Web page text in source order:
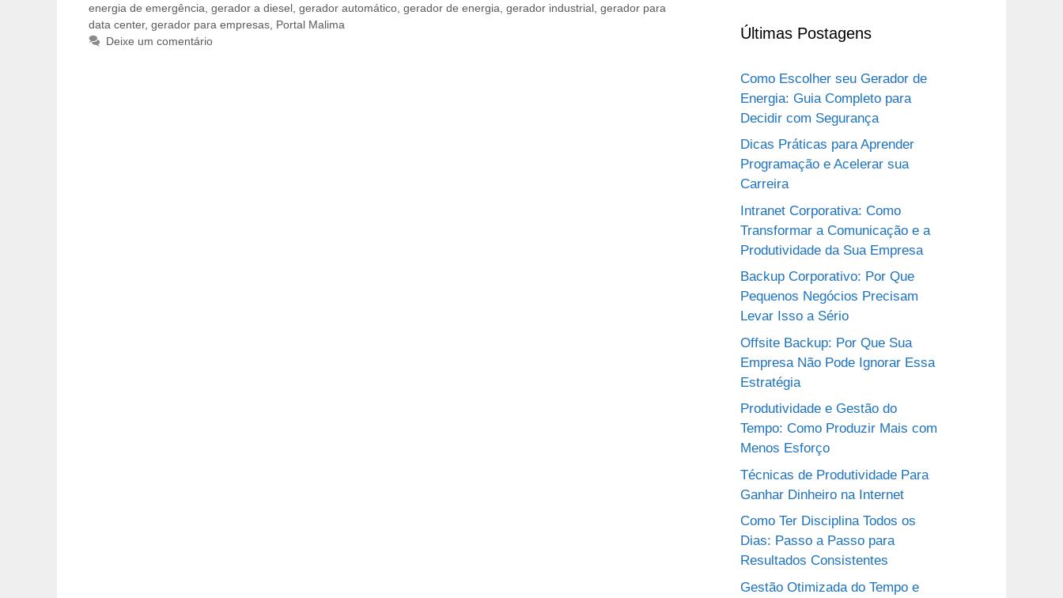
energia de emergência gerador a diesel gerador automático gerador de energia gerador industrial gerador para
data center, gerador para empresas Portal Malima
Deixe um comentário
Últimas Postagens
Como Escolher seu Gerador de
Energia: Guia Completo para
Decidir com Segurança
Dicas Práticas para Aprender
Programação e Acelerar sua
Carreira
Intranet Corporativa: Como
Transformar a Comunicação e a
Produtividade da Sua Empresa
Backup Corporativo: Por Que
Pequenos Negócios Precisam
Levar Isso a Sério
Offsite Backup: Por Que Sua
Empresa Não Pode Ignorar Essa
Estratégia
Produtividade e Gestão do
Tempo: Como Produzir Mais com
Menos Esforço
Técnicas de Produtividade Para
Ganhar Dinheiro na Internet
Como Ter Disciplina Todos os
Dias: Passo a Passo para
Resultados Consistentes
Gestão Otimizada do Tempo e